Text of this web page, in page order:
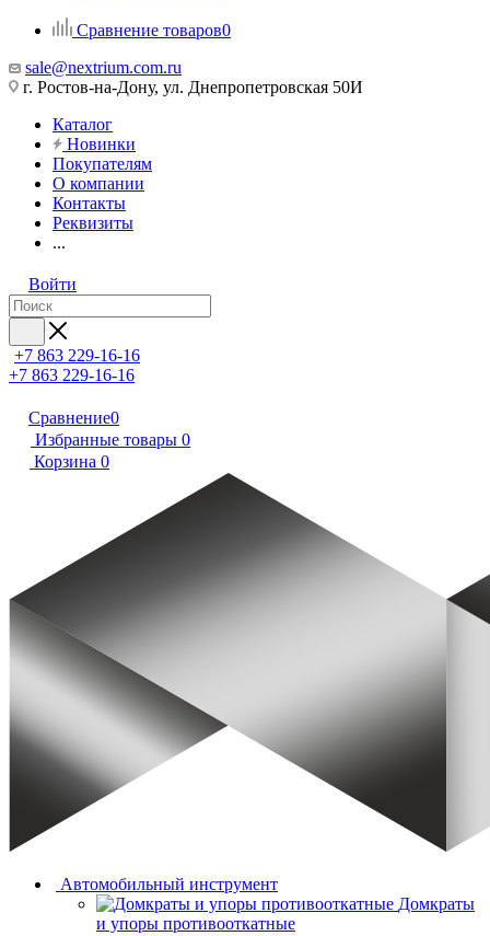
Сравнение товаров0
sale@nextrium.com.ru
г. Ростов-на-Дону, ул. Днепропетровская 50И
Каталог
Новинки
Покупателям
О компании
Контакты
Реквизиты
...
Войти
+7 863 229-16-16
+7 863 229-16-16
Сравнение0
Избранные товары 0
Корзина 0
Автомобильный инструмент
Домкраты
и упоры противооткатные